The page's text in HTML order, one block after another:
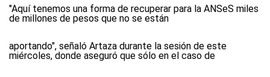
"Aquí tenemos una forma de recuperar para la ANSeS miles
de millones de pesos que no se están
aportando", señaló Artaza durante la sesión de este
miércoles, donde aseguró que sólo en el caso de